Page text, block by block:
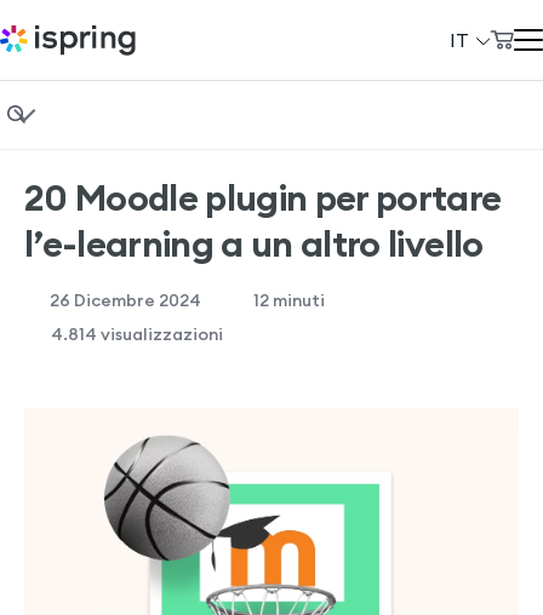
IT
Prodotti
Prezzi
Community
+39 069 480 45 39
support@ispring.it
Demo gratuita di iSpring LMS
Demo gratuita di iSpring Suite
20 Moodle plugin per portare
l’e-learning a un altro livello
26 Dicembre 2024 12 minuti
4.814 visualizzazioni